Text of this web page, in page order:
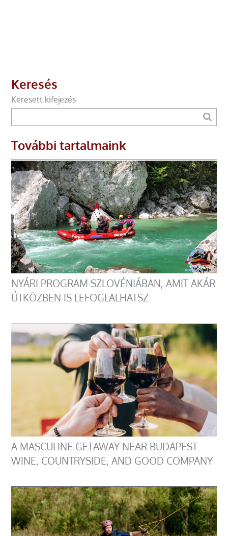
Keresés
Keresett kifejezés
További tartalmaink
NYÁRI PROGRAM SZLOVÉNIÁBAN, AMIT AKÁR
ÚTKÖZBEN IS LEFOGLALHATSZ
A MASCULINE GETAWAY NEAR BUDAPEST:
WINE, COUNTRYSIDE, AND GOOD COMPANY